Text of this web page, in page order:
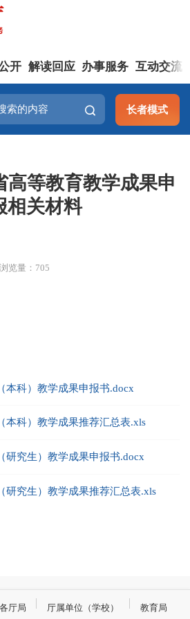
开 解读回应 办事服务 互动交流
长者模式
高等教育教学成果申
相关材料
浏览量：705
本科）教学成果申报书.docx
本科）教学成果推荐汇总表.xls
研究生）教学成果申报书.docx
研究生）教学成果推荐汇总表.xls
各厅局 厅属单位（学校） 教育局